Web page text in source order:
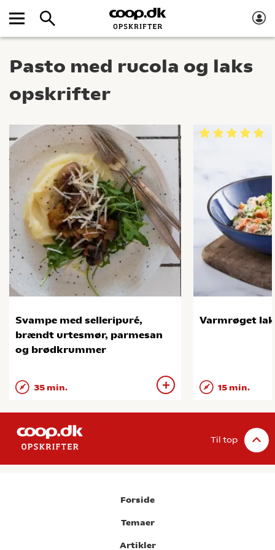
Pasto med rucola og laks
opskrifter
Svampe med selleripuré,
brændt urtesmør, parmesan
og brødkrummer
35 min.
Varmrøget
15 min.
Til top
Forside
Temaer
Artikler